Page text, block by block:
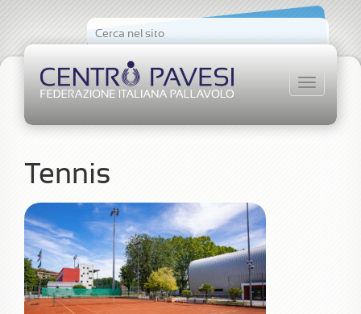
Naviga
Tennis